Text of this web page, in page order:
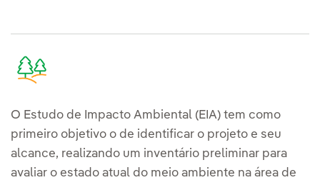
O Estudo de Impacto Ambiental (EIA) tem como
primeiro objetivo o de identificar o projeto e seu
alcance, realizando um inventário preliminar para
avaliar o estado atual do meio ambiente na área de